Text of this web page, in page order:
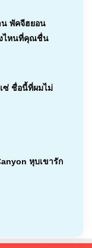
น พัคจีฮยอน
งไหนที่คุณชื่น
ซ่ ชื่อนี้ที่ผมไม่
หุบเขารัก